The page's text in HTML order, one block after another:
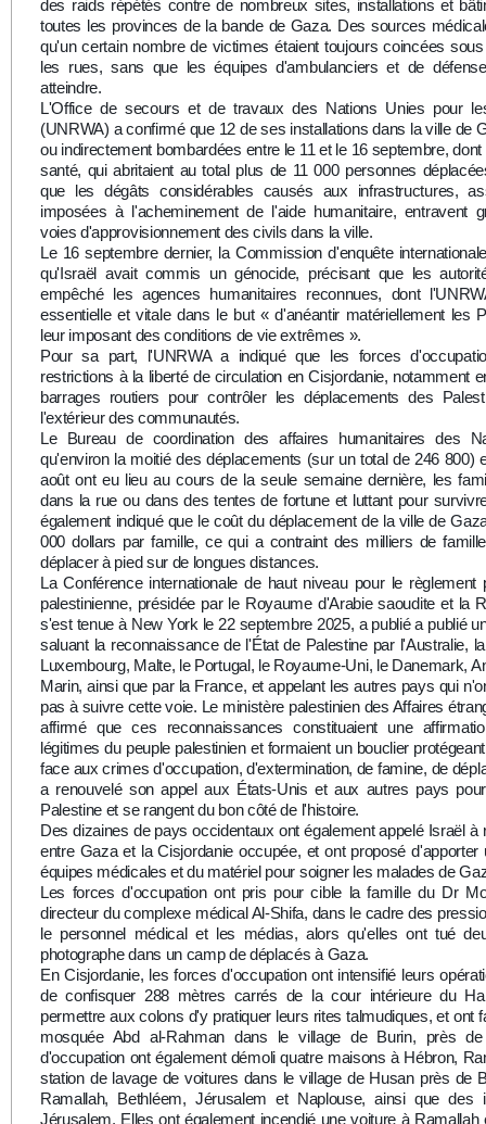
des raids répétés contre de nombreux sites, installations et
toutes les provinces de la bande de Gaza. Des sources
qu'un certain nombre de victimes étaient toujours coincées
les rues, sans que les équipes d'ambulanciers et de
atteindre.
L'Office de secours et de travaux des Nations Unies pour
(UNRWA) a confirmé que 12 de ses installations dans la ville de
ou indirectement bombardées entre le 11 et le 16 septembre,
santé, qui abritaient au total plus de 11 000 personnes
que les dégâts considérables causés aux infrastructures,
imposées à l'acheminement de l'aide humanitaire, entravent
voies d'approvisionnement des civils dans la ville.
Le 16 septembre dernier, la Commission d'enquête
qu'Israël avait commis un génocide, précisant que les
empêché les agences humanitaires reconnues, dont
essentielle et vitale dans le but « d'anéantir matériellement les
leur imposant des conditions de vie extrêmes ».
Pour sa part, l'UNRWA a indiqué que les forces
restrictions à la liberté de circulation en Cisjordanie, notamment
barrages routiers pour contrôler les déplacements des
l'extérieur des communautés.
Le Bureau de coordination des affaires humanitaires des
qu'environ la moitié des déplacements (sur un total de 246 800)
août ont eu lieu au cours de la seule semaine dernière, les
dans la rue ou dans des tentes de fortune et luttant pour
également indiqué que le coût du déplacement de la ville de
000 dollars par famille, ce qui a contraint des milliers de
déplacer à pied sur de longues distances.
La Conférence internationale de haut niveau pour le règlement
palestinienne, présidée par le Royaume d'Arabie saoudite et la
s'est tenue à New York le 22 septembre 2025, a publié a publié
saluant la reconnaissance de l'État de Palestine par l'Australie,
Luxembourg, Malte, le Portugal, le Royaume-Uni, le Danemark,
Marin, ainsi que par la France, et appelant les autres pays qui
pas à suivre cette voie. Le ministère palestinien des Affaires
affirmé que ces reconnaissances constituaient une
légitimes du peuple palestinien et formaient un bouclier
face aux crimes d'occupation, d'extermination, de famine, de
a renouvelé son appel aux États-Unis et aux autres pays
Palestine et se rangent du bon côté de l'histoire.
Des dizaines de pays occidentaux ont également appelé Israël à
entre Gaza et la Cisjordanie occupée, et ont proposé d'apporter
équipes médicales et du matériel pour soigner les malades de
Les forces d'occupation ont pris pour cible la famille du Dr
directeur du complexe médical Al-Shifa, dans le cadre des
le personnel médical et les médias, alors qu'elles ont tué
photographe dans un camp de déplacés à Gaza.
En Cisjordanie, les forces d'occupation ont intensifié leurs
de confisquer 288 mètres carrés de la cour intérieure du
permettre aux colons d'y pratiquer leurs rites talmudiques, et ont
mosquée Abd al-Rahman dans le village de Burin, près
d'occupation ont également démoli quatre maisons à Hébron,
station de lavage de voitures dans le village de Husan près de
Ramallah, Bethléem, Jérusalem et Naplouse, ainsi que des
Jérusalem. Elles ont également incendié une voiture à